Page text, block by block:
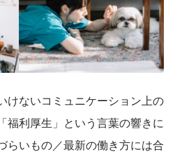
けないコミュニケーション上の
福利厚生」という言葉の響きに
らいもの／最新の働き方には合